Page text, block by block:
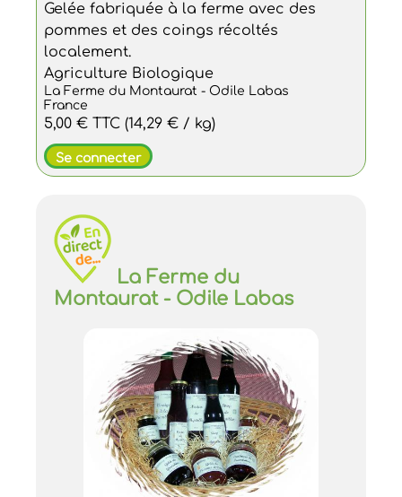
Gelée fabriquée à la ferme avec des
pommes et des coings récoltés
localement.
Agriculture Biologique
La Ferme du Montaurat - Odile Labas
France
5,00 € TTC (14,29 € / kg)
Se connecter
La Ferme du
Montaurat - Odile Labas